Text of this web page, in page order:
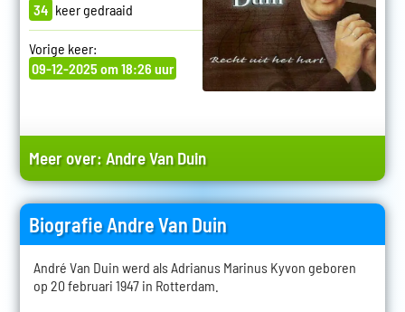
34 keer gedraaid
Vorige keer:
09-12-2025 om 18:26 uur
Meer over:Andre Van Duin
Biografie Andre Van Duin
André Van Duin werd als Adrianus Marinus Kyvon geboren
op 20 februari 1947 in Rotterdam.